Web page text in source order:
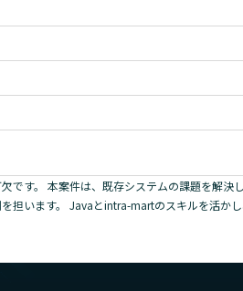
です。 本案件は、既存システムの課題を解決
担います。 Javaとintra-martのスキルを活か